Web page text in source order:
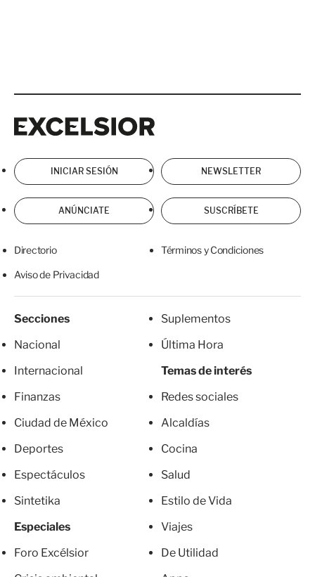
INICIAR SESIÓN NEWSLETTER
ANÚNCIATE SUSCRÍBETE
Directorio Términos y Condiciones
Aviso de Privacidad
Secciones
Nacional
Internacional
Finanzas
Ciudad de México
Deportes
Espectáculos
Sintetika
Especiales
Foro Excélsior
Suplementos
Última Hora
Temas de interés
Redes sociales
Alcaldías
Cocina
Salud
Estilo de Vida
Viajes
De Utilidad